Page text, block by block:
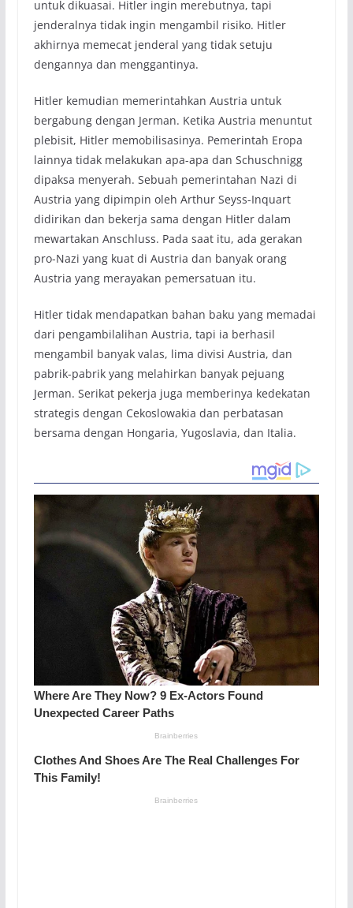
untuk dikuasai. Hitler ingin merebutnya, tapi
jenderalnya tidak ingin mengambil risiko. Hitler
akhirnya memecat jenderal yang tidak setuju
dengannya dan menggantinya.
Hitler kemudian memerintahkan Austria untuk
bergabung dengan Jerman. Ketika Austria menuntut
plebisit, Hitler memobilisasinya. Pemerintah Eropa
lainnya tidak melakukan apa-apa dan Schuschnigg
dipaksa menyerah. Sebuah pemerintahan Nazi di
Austria yang dipimpin oleh Arthur Seyss-Inquart
didirikan dan bekerja sama dengan Hitler dalam
mewartakan Anschluss. Pada saat itu, ada gerakan
pro-Nazi yang kuat di Austria dan banyak orang
Austria yang merayakan pemersatuan itu.
Hitler tidak mendapatkan bahan baku yang memadai
dari pengambilalihan Austria, tapi ia berhasil
mengambil banyak valas, lima divisi Austria, dan
pabrik-pabrik yang melahirkan banyak pejuang
Jerman. Serikat pekerja juga memberinya kedekatan
strategis dengan Cekoslowakia dan perbatasan
bersama dengan Hongaria, Yugoslavia, dan Italia.